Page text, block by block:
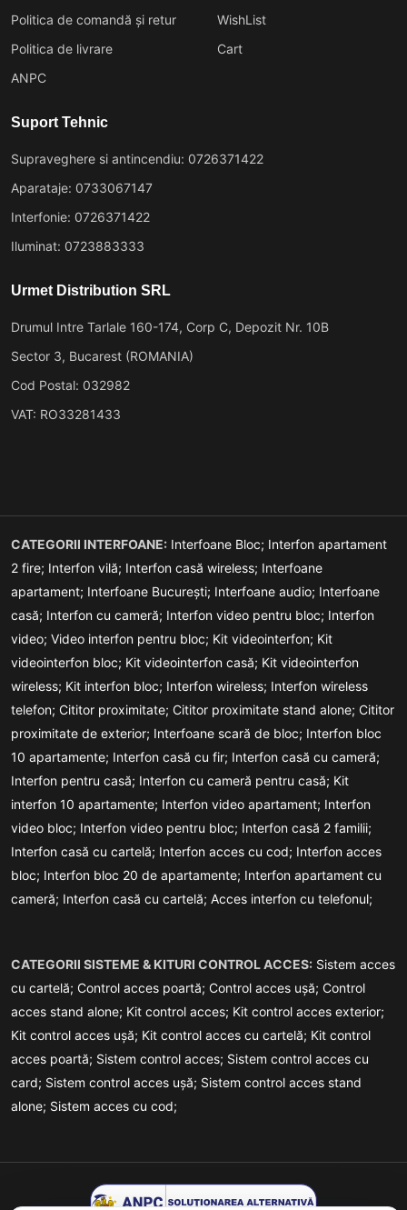
Politica de comandă și retur
Politica de livrare
ANPC
WishList
Cart
Suport Tehnic
Supraveghere si antincendiu: 0726371422
Aparataje: 0733067147
Interfonie: 0726371422
Iluminat: 0723883333
Urmet Distribution SRL
Drumul Intre Tarlale 160-174, Corp C, Depozit Nr. 10B
Sector 3, Bucarest (ROMANIA)
Cod Postal: 032982
VAT: RO33281433
CATEGORII INTERFOANE: Interfoane Bloc; Interfon apartament
2 fire; Interfon vilă; Interfon casă wireless; Interfoane
apartament; Interfoane București; Interfoane audio; Interfoane
casă; Interfon cu cameră; Interfon video pentru bloc; Interfon
video; Video interfon pentru bloc; Kit videointerfon; Kit
videointerfon bloc; Kit videointerfon casă; Kit videointerfon
wireless; Kit interfon bloc; Interfon wireless; Interfon wireless
telefon; Cititor proximitate; Cititor proximitate stand alone; Cititor
proximitate de exterior; Interfoane scară de bloc; Interfon bloc
10 apartamente; Interfon casă cu fir; Interfon casă cu cameră;
Interfon pentru casă; Interfon cu cameră pentru casă; Kit
interfon 10 apartamente; Interfon video apartament; Interfon
video bloc; Interfon video pentru bloc; Interfon casă 2 familii;
Interfon casă cu cartelă; Interfon acces cu cod; Interfon acces
bloc; Interfon bloc 20 de apartamente; Interfon apartament cu
cameră; Interfon casă cu cartelă; Acces interfon cu telefonul;
CATEGORII SISTEME & KITURI CONTROL ACCES: Sistem acces
cu cartelă; Control acces poartă; Control acces ușă; Control
acces stand alone; Kit control acces; Kit control acces exterior;
Kit control acces ușă; Kit control acces cu cartelă; Kit control
acces poartă; Sistem control acces; Sistem control acces cu
card; Sistem control acces ușă; Sistem control acces stand
alone; Sistem acces cu cod;